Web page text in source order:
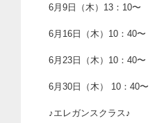
6月9日（木）13：10〜
6月16日（木）10：40〜
6月23日（木）10：40〜
6月30日（木） 10：40〜
♪エレガンスクラス♪